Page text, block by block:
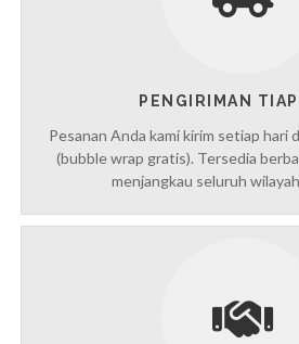
PENGIRIMAN TIAP
Pesanan Anda kami kirim setiap hari
(bubble wrap gratis). Tersedia
menjangkau seluruh